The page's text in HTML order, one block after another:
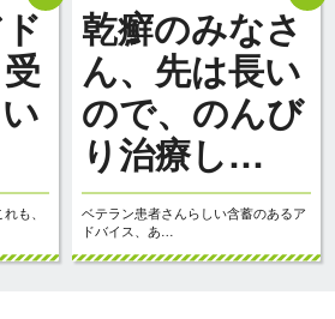
も、
乾癬のみなさ
ん、先は長い
ので、のんび
り治療し…
ベテラン患者さんらしい含蓄のあるア
ドバイス、あ…